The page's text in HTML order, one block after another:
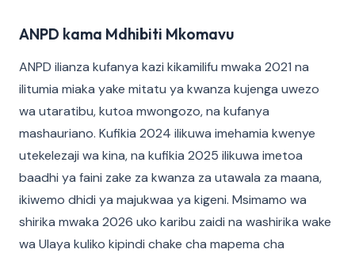
ANPD kama Mdhibiti Mkomavu
ANPD ilianza kufanya kazi kikamilifu mwaka 2021 na
ilitumia miaka yake mitatu ya kwanza kujenga uwezo
wa utaratibu, kutoa mwongozo, na kufanya
mashauriano. Kufikia 2024 ilikuwa imehamia kwenye
utekelezaji wa kina, na kufikia 2025 ilikuwa imetoa
baadhi ya faini zake za kwanza za utawala za maana,
ikiwemo dhidi ya majukwaa ya kigeni. Msimamo wa
shirika mwaka 2026 uko karibu zaidi na washirika wake
wa Ulaya kuliko kipindi chake cha mapema cha